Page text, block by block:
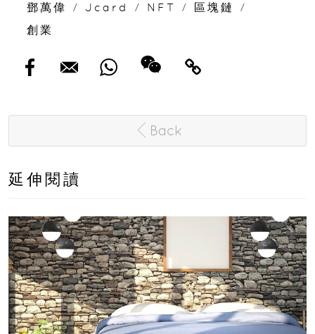
鄧萬偉
/ Jcard / NFT / 區塊鏈
/
創業
Back
延伸閱讀